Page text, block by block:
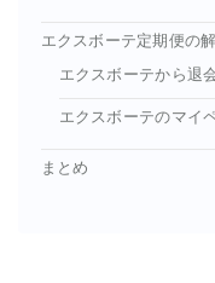
エクスボーテ定期便の
エクスボーテから退
エクスボーテのマイ
まとめ